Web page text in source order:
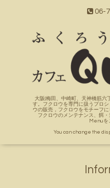
06-
大阪(梅田、中崎町、天神橋筋六
す。フクロウを専門に扱うプロ
ウの販売，フクロウをモチーフ
フクロウのメンテナンス、餌
Menuを
You can change the